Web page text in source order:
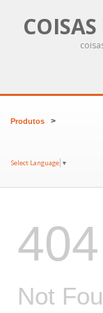
Produtos >
Select Language ▼